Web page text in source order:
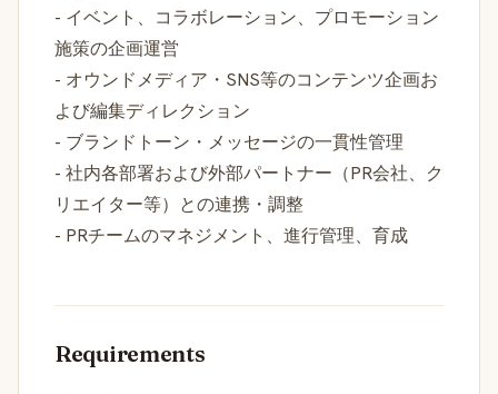
- イベント、コラボレーション、プロモーション
施策の企画運営
- オウンドメディア・SNS等のコンテンツ企画お
よび編集ディレクション
- ブランドトーン・メッセージの一貫性管理
- 社内各部署および外部パートナー（PR会社、ク
リエイター等）との連携・調整
- PRチームのマネジメント、進行管理、育成
Requirements